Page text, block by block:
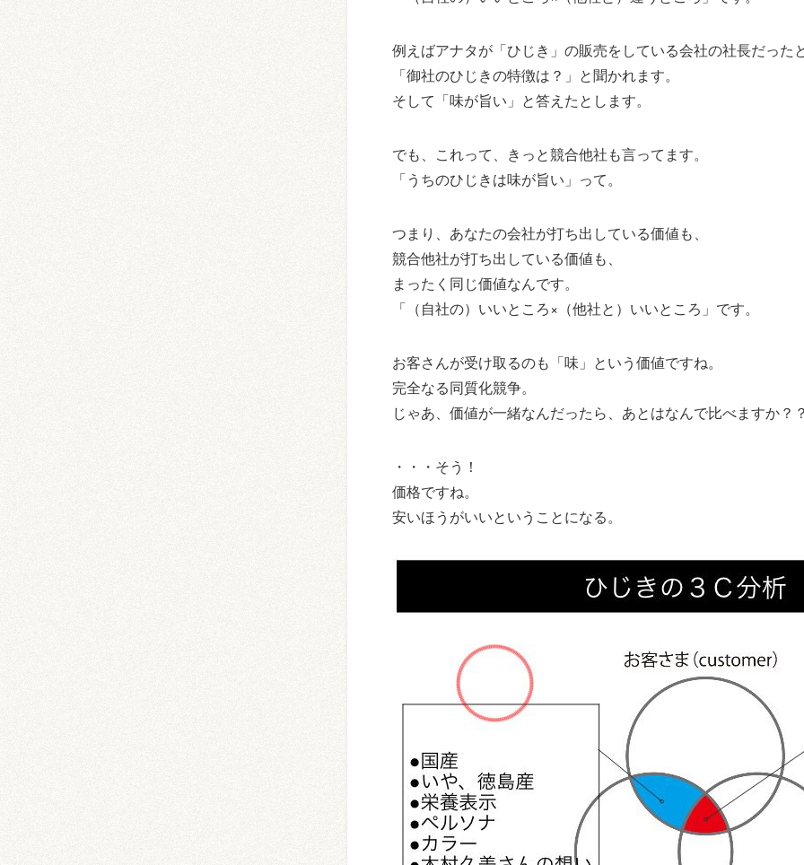
例えばアナタが「ひじき」の販売をしている会社の社長だった
「御社のひじきの特徴は？」と聞かれます。
そして「味が旨い」と答えたとします。
でも、これって、きっと競合他社も言ってます。
「うちのひじきは味が旨い」って。
つまり、あなたの会社が打ち出している価値も、
競合他社が打ち出している価値も、
まったく同じ価値なんです。
「（自社の）いいところ×（他社と）いいところ」です。
お客さんが受け取るのも「味」という価値ですね。
完全なる同質化競争。
じゃあ、価値が一緒なんだったら、あとはなんで比べますか？
・・・そう！
価格ですね。
安いほうがいいということになる。